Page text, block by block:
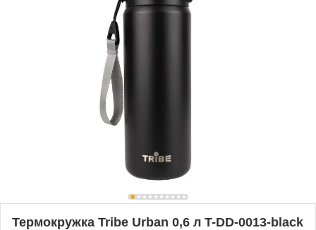
Термокружка Tribe Urban 0,6 л T-DD-0013-black